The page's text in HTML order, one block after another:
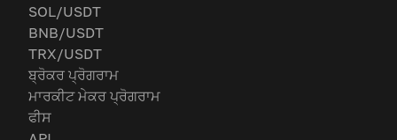
SOL/USDT
BNB/USDT
TRX/USDT
ਬ੍ਰੋਕਰ ਪ੍ਰੋਗਰਾਮ
ਮਾਰਕੀਟ ਮੇਕਰ ਪ੍ਰੋਗਰਾਮ
ਫੀਸ